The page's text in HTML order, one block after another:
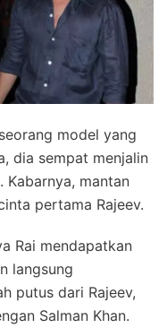
model yang
dia sempat menjalin
Kabarnya, mantan
pertama Rajeev.
Rai mendapatkan
langsung
putus dari Rajeev,
Salman Khan.